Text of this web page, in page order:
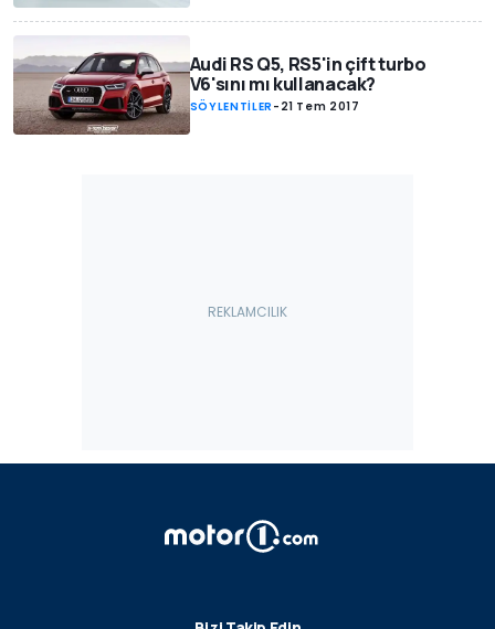
Audi RS Q5, RS5'in çift turbo
V6'sını mı kullanacak?
SÖYLENTİLER - 21 Tem 2017